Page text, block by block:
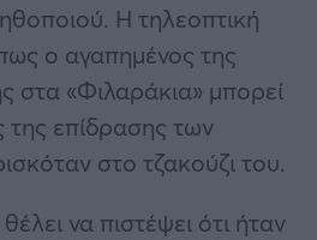
Η τηλεοπτική
ο αγαπημένος της
στα «Φιλαράκια» μπορεί
της επίδρασης των
στο τζακούζι του.
να πιστέψει ότι ήταν